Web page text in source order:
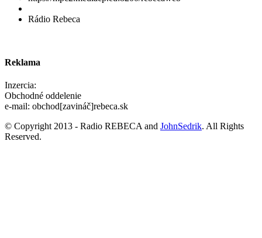
Rádio Rebeca
Reklama
Inzercia:
Obchodné oddelenie
e-mail: obchod[zavináč]rebeca.sk
© Copyright 2013 - Radio REBECA and JohnSedrik. All Rights
Reserved.